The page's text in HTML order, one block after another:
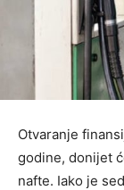
Otvaranje
godine, donijet
nafte. Iako je